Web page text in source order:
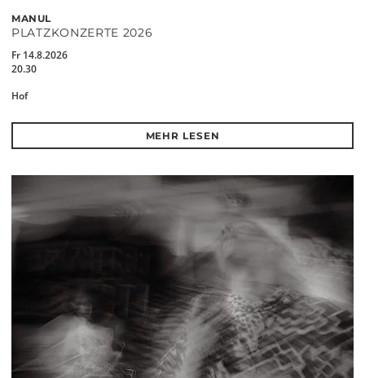
MANUL
PLATZKONZERTE 2026
Fr 14.8.2026
20.30
Hof
MEHR LESEN